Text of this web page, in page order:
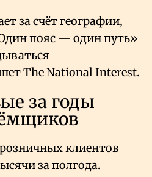
за счёт географии,
пояс — один путь»
The National Interest.
за годы
клиентов
за полгода.